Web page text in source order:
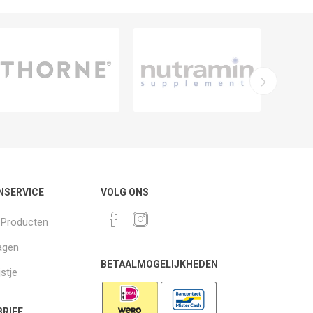
VOLG ONS
BETAALMOGELIJKHEDEN